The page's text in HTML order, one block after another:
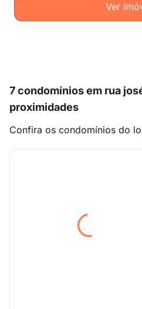
Ver
7 condomínios em rua
proximidades
Confira os condomínios do